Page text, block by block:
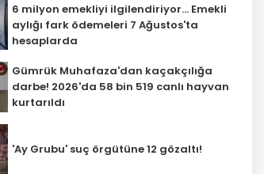
6 milyon emekliyi ilgilendiriyor... Emekli
aylığı fark ödemeleri 7 Ağustos'ta
hesaplarda
Gümrük Muhafaza'dan kaçakçılığa
darbe! 2026'da 58 bin 519 canlı hayvan
kurtarıldı
'Ay Grubu' suç örgütüne 12 gözaltı!